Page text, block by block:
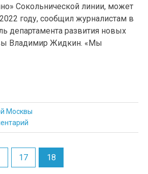
Сокольнической линии, может
году, сообщил журналистам в
департамента развития новых
Владимир Жидкин. «Мы
Москвы
17 18